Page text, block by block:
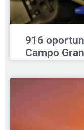
916
Campo